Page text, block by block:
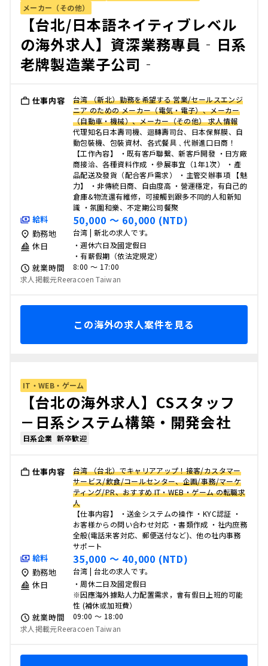
メーカー（その他）
【台北/日本語ネイティブレベル
の海外求人】資深業務專員‐日系
老牌製造業子公司‐
仕事内容
台湾 （新北）勤務を希望する 営業/セールスエンジ
ニア のための メーカー（電気・電子）、メーカー
（自動車・機械）、メーカー（その他） 求人情報
代理知名日本壽司機、迴轉壽司台、日本保鮮膜、自
動包裝機、包裝資材、各式餐具﹑代辦進口日商！
【工作內容】 ・既有客戶聯繫、新客戶開發 ・日方廠
商接洽、各種資料作成 ・參展事宜（1年1次） ・產
品配送及發貨（配合客戶需求） ・主管交辦事項 【魅
力】 ・非傳統日商、自由度高 ・營運穩定，有自己的
倉庫&物流還有維修，可接觸到跟多不同的人和新知
識 ・氛圍和樂、不定期公司餐聚
給料 50,000 〜 60,000 (NTD)
勤務地 台湾 | 新北の求人です。
休日
・週休六日及國定假日
・有薪假期（依法定規定）
就業時間
8:00 〜 17:00
求人掲載元Reeracoen Taiwan
この海外の求人案件を見る
IT・WEB・ゲーム
【台北の海外求人】CSスタッフ
－日系システム構築・開発会社
日系企業 新卒歓迎
仕事内容
台湾 （台北）でキャリアアップ！接客/カスタマー
サービス/飲食/コールセンター、企画/事務/マーケ
ティング/PR、おすすめ IT・WEB・ゲーム の転職求
人
【仕事内容】 ・送金システムの操作 ・KYC認証 ・
お客様からの問い合わせ対応 ・書類作成 ・社内庶務
全般(電話来客対応、郵便送付など)、他の社内事務
サポート
給料 35,000 〜 40,000 (NTD)
勤務地 台湾 | 台北の求人です。
休日
・周休二日及國定假日
※因應海外據點人力配置需求，會有假日上班的可能
性 (補休或加班費）
就業時間
09:00 〜 18:00
求人掲載元Reeracoen Taiwan